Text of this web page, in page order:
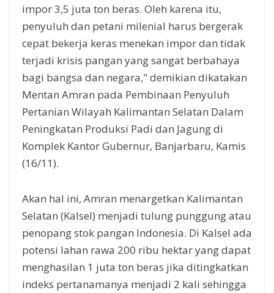
impor 3,5 juta ton beras. Oleh karena itu,
penyuluh dan petani milenial harus bergerak
cepat bekerja keras menekan impor dan tidak
terjadi krisis pangan yang sangat berbahaya
bagi bangsa dan negara," demikian dikatakan
Mentan Amran pada Pembinaan Penyuluh
Pertanian Wilayah Kalimantan Selatan Dalam
Peningkatan Produksi Padi dan Jagung di
Komplek Kantor Gubernur, Banjarbaru, Kamis
(16/11).
Akan hal ini, Amran menargetkan Kalimantan
Selatan (Kalsel) menjadi tulung punggung atau
penopang stok pangan Indonesia. Di Kalsel ada
potensi lahan rawa 200 ribu hektar yang dapat
menghasilan 1 juta ton beras jika ditingkatkan
indeks pertanamanya menjadi 2 kali sehingga